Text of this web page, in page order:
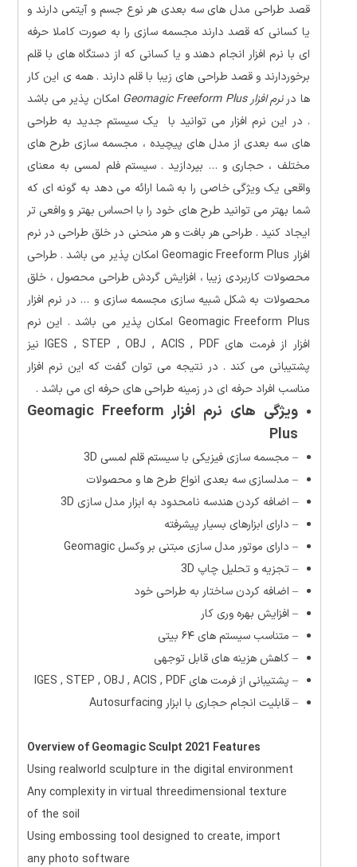
قصد طراحی مدل های سه بعدی هر نوع جسم و آیتمی دارند و
یا کسانی که قصد دارند مجسمه سازی را به صورت کاملا حرفه
ای با نرم افزار انجام دهند و یا کسانی که از دستگاه های با قلم
برخوردارند و قصد طراحی های زیبا با قلم دارند . همه ی این کار
ها در نرم افزار Geomagic Freeform Plus
امکان پذیر می باشد
. در این نرم افزار می توانید با یک سیستم جدید به طراحی
های سه بعدی از مدل های پیچیده ، مجسمه سازی طرح های
مختلف ، حجاری و … بپردازید . سیستم فلم لمسی به معنای
واقعی یک ویژگی خاصی را به شما ارائه می دهد به گونه ای که
شما بهتر می توانید طرح های خود را با احساس بهتر و وافعی تر
ایجاد کنید . طراحی هر بافت و هر منحنی در خلق طراحی در نرم
افزار Geomagic Freeform Plus امکان پذیر می باشد .
طراحی
محصولات کاربردی زیبا ، افزایش گردش طراحی محصول ، خلق
محصولات به شکل شبیه سازی مجسمه سازی و … در نرم افزار
Geomagic Freeform Plus امکان پذیر می باشد . این نرم
افزار از فرمت های IGES , STEP , OBJ , ACIS , PDF نیز
پشتیبانی می کند . در نتیجه می توان گفت که این نرم افزار
مناسب افراد حرفه ای در زمینه طراحی های حرفه ای می باشد .
ویژگی های نرم افزار Geomagic Freeform
Plus
– مجسمه سازی فیزیکی با سیستمقلم لمسی 3D
– مدلسازی سه بعدی انواع طرح ها و محصولات
– اضافه کردن هندسه نامحدود به ابزار مدل سازی 3D
– دارای ابزارهای بسیار پیشرفته
– دارای موتور مدل سازی مبتنی بر وکسل Geomagic
–تجزیه و تحلیل چاپ 3D
– اضافه کردن ساختار به طراحی خود
– افزایش بهره وری کار
– متناسب سیستم های ۶۴ بیتی
–کاهشهزینه های قابل توجهی
– پشتیبانی از فرمت های IGES , STEP , OBJ , ACIS , PDF
– قابلیت انجامحجاری با ابزار Autosurfacing
Overview of Geomagic Sculpt 2021 Features
Using realworld sculpture in the digital environment
Any complexity in virtual threedimensional texture
of the soil
Using embossing tool designed to create, import
any photo software